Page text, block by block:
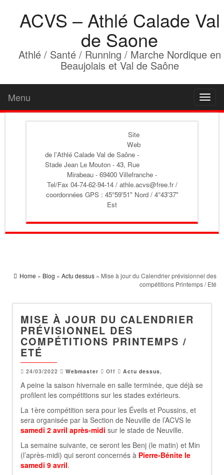
ACVS – Athlé Calade Val
de Saone
Athlé / Santé / Running / Marche Nordique en
Beaujolais et Val de Saône
Menu
Site
Web
de l'Athlé Calade Val de Saône -
Stade Jean Le Mouton - 43, Rue
Mirabeau - 69400 Villefranche -
Tel/Fax 04-74-62-94-14 / athle.acvs@free.fr /
coordonnées GPS : 45°59'51" Nord / 4°43'37"
Est
Home » Blog » Actu dessus » Mise à jour du Calendrier prévisionnel des
compétitions Printemps / Eté
MISE À JOUR DU CALENDRIER
PRÉVISIONNEL DES
COMPÉTITIONS PRINTEMPS /
ETÉ
24/03/2022 Webmaster Off Actu dessus,
A peine la saison hivernale en salle terminée, que déjà se
profilent les compétitions sur les stades extérieurs.
La 1ère compétition sera pour les Éveils et Poussins, et
sera organisée par la Section de Neuville de l’ACVS le
samedi 2 avril après-midi sur le stade de Neuville.
La semaine suivante, ce seront les Benj (le matin) et Min
(l’après-midi) qui seront concernés à Pierre-Bénite le
samedi 9 avril.